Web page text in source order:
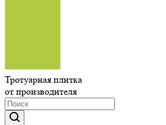
Тротуарная плитка
от производителя